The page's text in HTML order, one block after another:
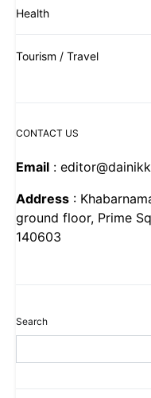
Health
Tourism / Travel
CONTACT US
Email :
Address :
ground floor, Prime
140603
Search